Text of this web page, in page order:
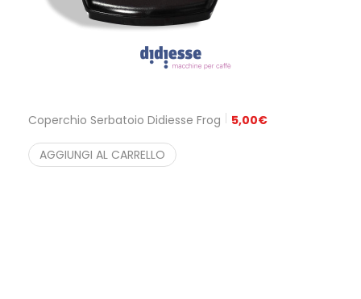
Coperchio Serbatoio Didiesse Frog 5,00€
AGGIUNGI AL CARRELLO